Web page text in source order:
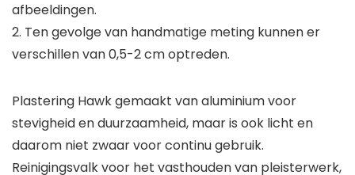
afbeeldingen.
2. Ten gevolge van handmatige meting kunnen er
verschillen van 0,5-2 cm optreden.
Plastering Hawk gemaakt van aluminium voor
stevigheid en duurzaamheid, maar is ook licht en
daarom niet zwaar voor continu gebruik.
Reinigingsvalk voor het vasthouden van pleisterwerk,